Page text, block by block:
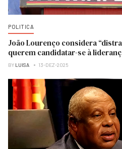
POLITICA
João Lourenço considera
querem candidatar-se à
BY LUISA 13-DEZ-2025